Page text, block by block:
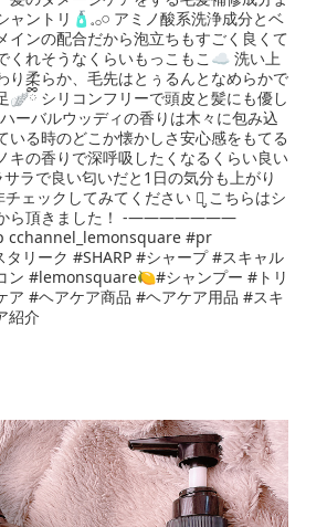
ャントリ🧴𓈒𓂂𓏸 アミノ酸系洗浄成分とベ
インの配合だから泡立ちもすごく良くて
くれそうなくらいもっこもこ☁️ 洗い上
り柔らか、毛先はとぅるんとなめらかで
🪽ྀི シリコンフリーで頭皮と髪にも優し
ーバルウッディの香りは木々に包み込
いる時のどこか懐かしさ安心感をもてる
キの香りで深呼吸したくなるくらい良い
ラで良い匂いだと1日の気分も上がり
ェックしてみてください‪ ⺣̤̬︎︎ こちらはシ
から頂きました！ -———————
cchannel_lemonsquare #pr
リーク #SHARP #シャープ #スキャル
ン #lemonsquare🍋#シャンプー #トリ
ア #ヘアケア商品 #ヘアケア用品 #スキ
紹介